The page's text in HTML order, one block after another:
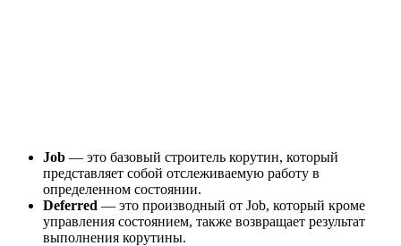
Job — это базовый строитель корутин, который
представляет собой отслеживаемую работу в
определенном состоянии.
Deferred — это производный от Job, который кроме
управления состоянием, также возвращает результат
выполнения корутины.